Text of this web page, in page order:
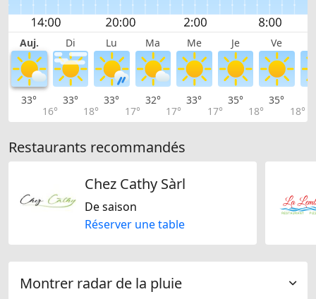
Auj. Di Lu Ma Me Je Ve
33°
16°
33°
18°
33°
17°
32°
17°
33°
17°
35°
18°
35°
18°
Restaurants recommandés
Chez Cathy Sàrl
De saison
Réserver une table
Montrer radar de la pluie